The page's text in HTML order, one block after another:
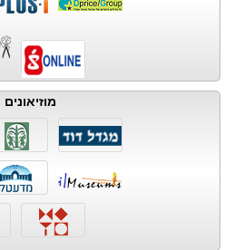
מוזיאונים